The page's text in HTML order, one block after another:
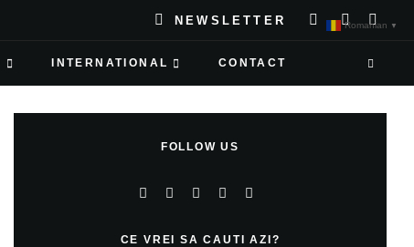
NEWSLETTER
INTERNATIONAL CONTACT
FOLLOW US
CE VREI SA CAUTI AZI?
Romanian ▼